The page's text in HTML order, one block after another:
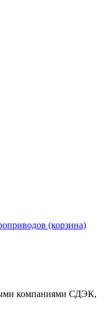
(корзина)
компаниями СДЭК,